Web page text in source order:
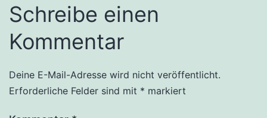
Schreibe einen
Kommentar
Deine E-Mail-Adresse wird nicht veröffentlicht.
Erforderliche Felder sind mit * markiert